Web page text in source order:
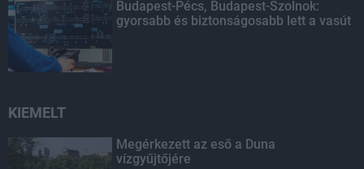
Budapest-Pécs, Budapest-Szolnok:
gyorsabb és biztonságosabb lett a vasút
KIEMELT
Megérkezett az eső a Duna
vízgyűjtőjére